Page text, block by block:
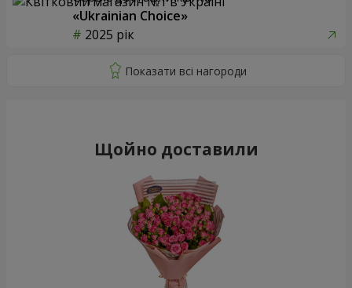
«Ukrainian Choice»
2025 рік
Щойно доставили